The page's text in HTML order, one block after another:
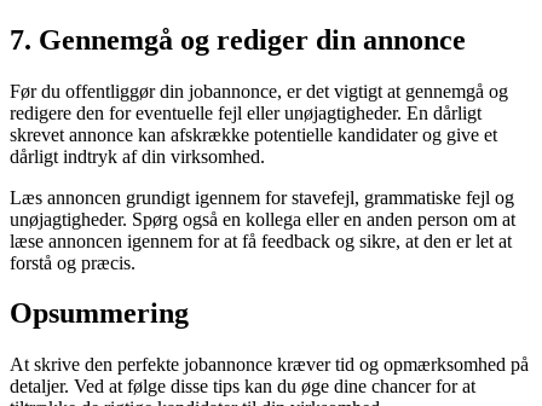
7. Gennemgå og rediger din annonce
Før du offentliggør din jobannonce, er det vigtigt at gennemgå og
redigere den for eventuelle fejl eller unøjagtigheder. En dårligt
skrevet annonce kan afskrække potentielle kandidater og give et
dårligt indtryk af din virksomhed.
Læs annoncen grundigt igennem for stavefejl, grammatiske fejl og
unøjagtigheder. Spørg også en kollega eller en anden person om at
læse annoncen igennem for at få feedback og sikre, at den er let at
forstå og præcis.
Opsummering
At skrive den perfekte jobannonce kræver tid og opmærksomhed på
detaljer. Ved at følge disse tips kan du øge dine chancer for at